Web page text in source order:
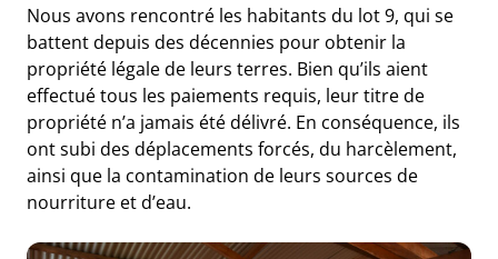
Nous avons rencontré les habitants du lot 9, qui se
battent depuis des décennies pour obtenir la
propriété légale de leurs terres. Bien qu’ils aient
effectué tous les paiements requis, leur titre de
propriété n’a jamais été délivré. En conséquence, ils
ont subi des déplacements forcés, du harcèlement,
ainsi que la contamination de leurs sources de
nourriture et d’eau.